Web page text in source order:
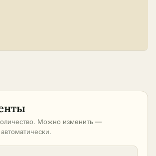
Можно изменить —